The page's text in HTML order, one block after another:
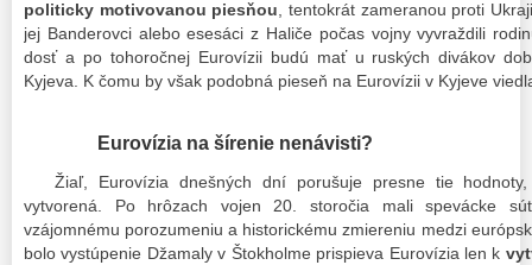
politicky motivovanou piesňou , tentokrát zameranou proti
jej Banderovci alebo esesáci z Haliče počas vojny vyvraždili
dosť a po tohoročnej Eurovízii budú mať u ruských divákov
Kyjeva. K čomu by však podobná pieseň na Eurovízii v Kyjeve
Eurovízia na šírenie nenávisti?
Žiaľ, Eurovízia dnešných dní porušuje presne tie
vytvorená. Po hrôzach vojen 20. storočia mali spevácke
vzájomnému porozumeniu a historickému zmiereniu medzi
bolo vystúpenie Džamaly v Štokholme prispieva Eurovízia len k